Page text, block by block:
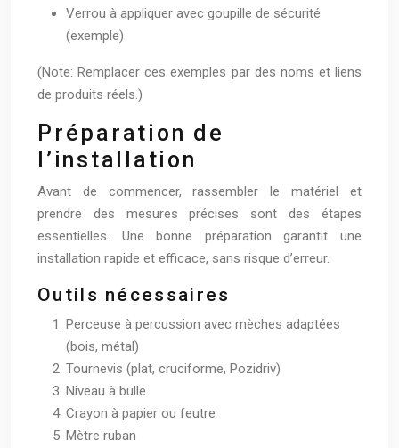
Verrou à appliquer avec goupille de sécurité
(exemple)
(Note: Remplacer ces exemples par des noms et liens
de produits réels.)
Préparation de
l’installation
Avant de commencer, rassembler le matériel et
prendre des mesures précises sont des étapes
essentielles. Une bonne préparation garantit une
installation rapide et efficace, sans risque d’erreur.
Outils nécessaires
Perceuse à percussion avec mèches adaptées
(bois, métal)
Tournevis (plat, cruciforme, Pozidriv)
Niveau à bulle
Crayon à papier ou feutre
Mètre ruban